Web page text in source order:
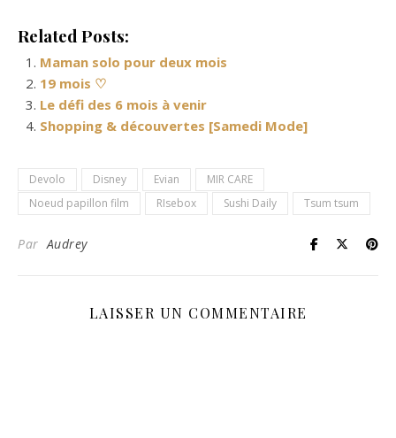
Related Posts:
Maman solo pour deux mois
19 mois ♡
Le défi des 6 mois à venir
Shopping & découvertes [Samedi Mode]
Devolo Disney Evian
MIR CARE
Noeud papillon film
RIsebox Sushi Daily Tsum tsum
ParAudrey
LAISSER UN COMMENTAIRE